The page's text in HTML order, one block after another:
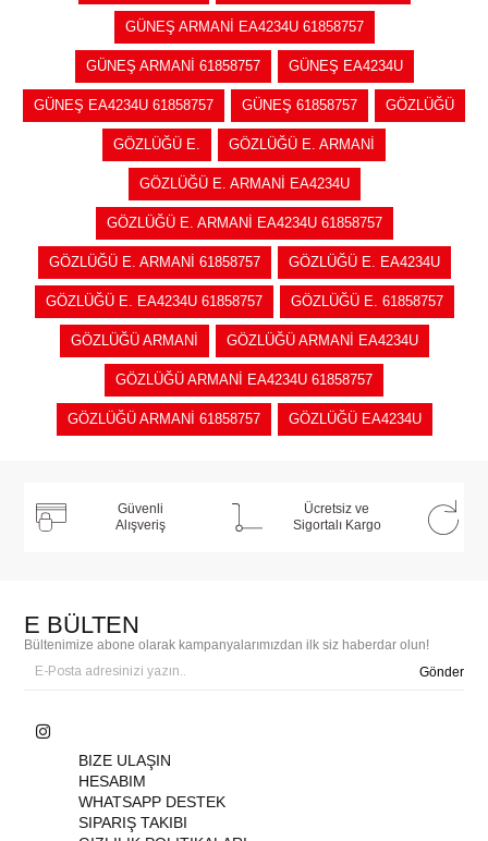
GÜNEŞ ARMANİ EA4234U 61858757
GÜNEŞ ARMANİ 61858757 GÜNEŞ EA4234U
GÜNEŞ EA4234U 61858757 GÜNEŞ 61858757 GÖZLÜĞÜ
GÖZLÜĞÜ E. GÖZLÜĞÜ E. ARMANİ
GÖZLÜĞÜ E. ARMANİ EA4234U
GÖZLÜĞÜ E. ARMANİ EA4234U 61858757
GÖZLÜĞÜ E. ARMANİ 61858757 GÖZLÜĞÜ E. EA4234U
GÖZLÜĞÜ E. EA4234U 61858757 GÖZLÜĞÜ E. 61858757
GÖZLÜĞÜ ARMANİ GÖZLÜĞÜ ARMANİ EA4234U
GÖZLÜĞÜ ARMANİ EA4234U 61858757
GÖZLÜĞÜ ARMANİ 61858757 GÖZLÜĞÜ EA4234U
Güvenli
Alışveriş
Ücretsiz ve
Sigortalı Kargo
E BÜLTEN
Bültenimize abone olarak kampanyalarımızdan ilk siz haberdar olun!
Gönder
BIZE ULAŞIN
HESABIM
WHATSAPP DESTEK
SIPARIŞ TAKIBI